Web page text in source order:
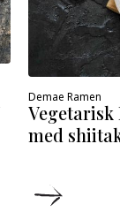
Demae Ramen
Vegetarisk
med